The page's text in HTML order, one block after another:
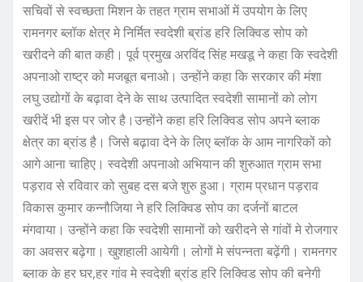
सचिवों से स्वच्छता मिशन के तहत ग्राम सभाओं में उपयोग के लिए
रामनगर ब्लॉक क्षेत्र मे निर्मित स्वदेशी ब्रांड हरि लिक्विड सोप को
खरीदने की बात कही। पूर्व प्रमुख अरविंद सिंह मखडू ने कहा कि स्वदेशी
अपनाओ राष्ट्र को मजबूत बनाओ। उन्होंने कहा कि सरकार की मंशा
लघु उद्योगों के बढ़ावा देने के साथ उत्पादित स्वदेशी सामानों को लोग
खरीदें भी इस पर जोर है।उन्होंने कहा हरि लिक्विड सोप ‌अपने ब्लाक
क्षेत्र का ब्रांड है। जिसे बढ़ावा देने के लिए ब्लॉक के आम नागरिकों को
आगे आना चाहिए। स्वदेशी अपनाओ ‌अभियान की शुरुआत ग्राम सभा
पड़राव से रविवार को सुबह दस बजे शुरु हुआ। ग्राम प्रधान पड़राव
विकास कुमार कन्नौजिया ने हरि लिक्विड सोप का दर्जनों बाटल
मंगवाया। उन्होंने कहा कि स्वदेशी सामानों को खरीदने से गांवों मे रोजगार
का अवसर बढ़ेगा। खुशहाली आयेगी। लोगों मे संपन्नता बढ़ेंगी। रामनगर
ब्लाक के हर घर,हर गांव मे स्वदेशी ब्रांड हरि लिक्विड सोप की बनेगी